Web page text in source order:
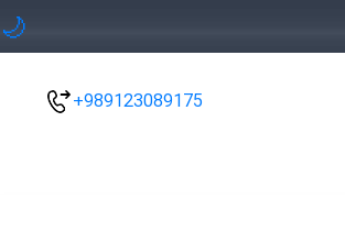
🌙
+989123089175